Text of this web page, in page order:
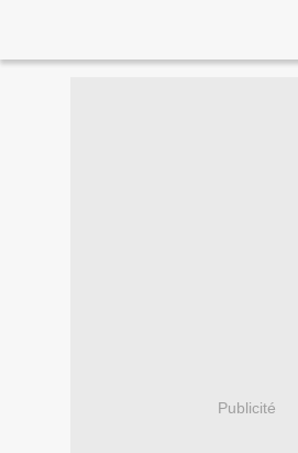
Publicité